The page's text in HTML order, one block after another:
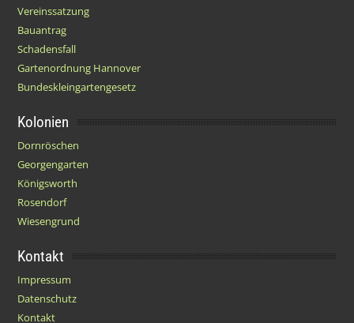
Vereinssatzung
Bauantrag
Schadensfall
Gartenordnung Hannover
Bundeskleingartengesetz
Kolonien
Dornröschen
Georgengarten
Königsworth
Rosendorf
Wiesengrund
Kontakt
Impressum
Datenschutz
Kontakt